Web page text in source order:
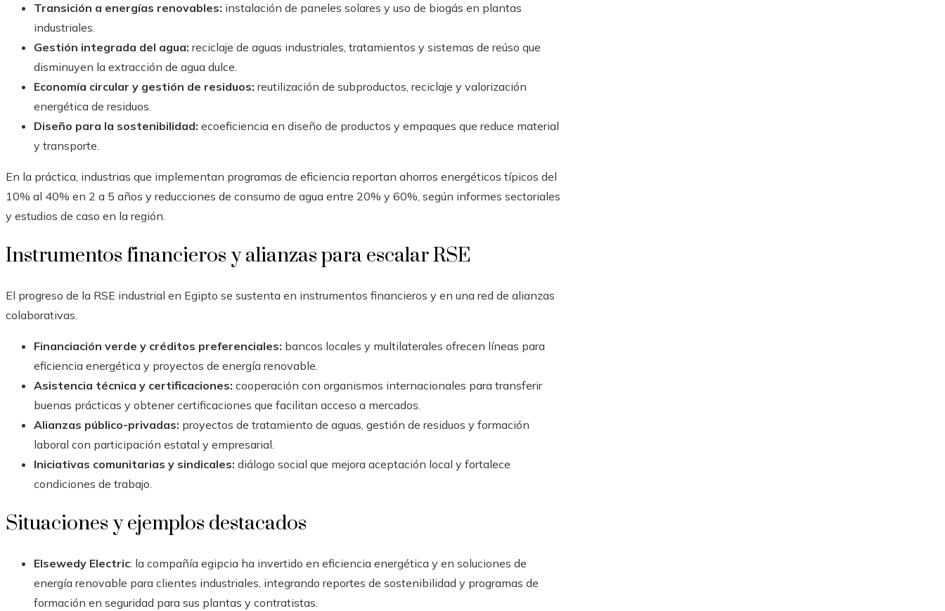
Transición a energías renovables: instalación de paneles solares y uso de biogás en plantas
industriales.
Gestión integrada del agua: reciclaje de aguas industriales, tratamientos y sistemas de reúso que
disminuyen la extracción de agua dulce.
Economía circular y gestión de residuos: reutilización de subproductos, reciclaje y valorización
energética de residuos.
Diseño para la sostenibilidad: ecoeficiencia en diseño de productos y empaques que reduce material
y transporte.
En la práctica, industrias que implementan programas de eficiencia reportan ahorros energéticos típicos del
10% al 40% en 2 a 5 años y reducciones de consumo de agua entre 20% y 60%, según informes sectoriales
y estudios de caso en la región.
Instrumentos financieros y alianzas para escalar RSE
El progreso de la RSE industrial en Egipto se sustenta en instrumentos financieros y en una red de alianzas
colaborativas.
Financiación verde y créditos preferenciales: bancos locales y multilaterales ofrecen líneas para
eficiencia energética y proyectos de energía renovable.
Asistencia técnica y certificaciones: cooperación con organismos internacionales para transferir
buenas prácticas y obtener certificaciones que facilitan acceso a mercados.
Alianzas público-privadas: proyectos de tratamiento de aguas, gestión de residuos y formación
laboral con participación estatal y empresarial.
Iniciativas comunitarias y sindicales: diálogo social que mejora aceptación local y fortalece
condiciones de trabajo.
Situaciones y ejemplos destacados
Elsewedy Electric: la compañía egipcia ha invertido en eficiencia energética y en soluciones de
energía renovable para clientes industriales, integrando reportes de sostenibilidad y programas de
formación en seguridad para sus plantas y contratistas.